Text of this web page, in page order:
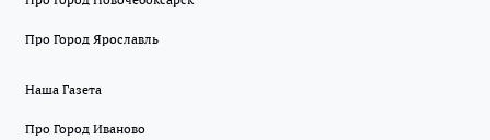
Про Город Ярославль
Наша Газета
Про Город Иваново